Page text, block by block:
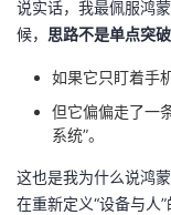
说实话，我最佩服鸿
候， 思路不是单点突
如果它只盯着手
但它偏偏走了一
系统”。
这也是我为什么说鸿
在重新定义“设备与人”